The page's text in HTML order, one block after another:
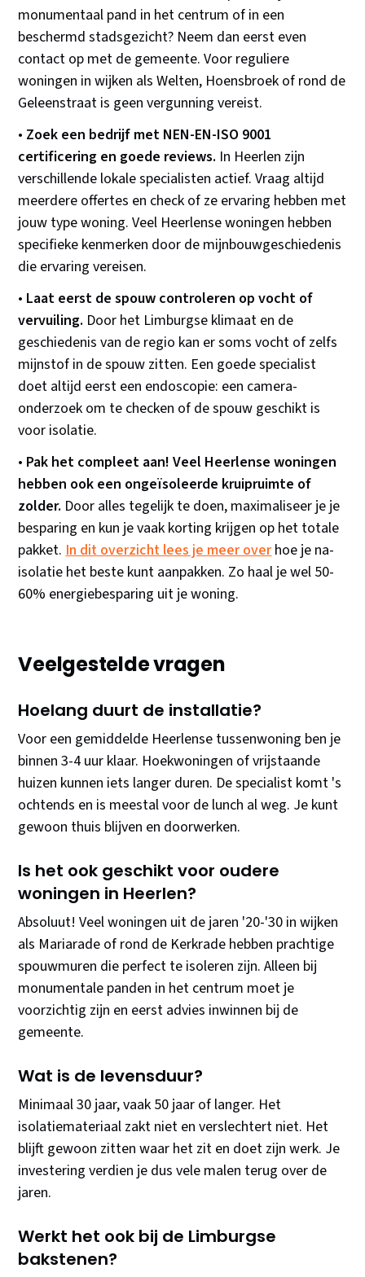
monumentaal pand in het centrum of in een
beschermd stadsgezicht? Neem dan eerst even
contact op met de gemeente. Voor reguliere
woningen in wijken als Welten, Hoensbroek of rond de
Geleenstraat is geen vergunning vereist.
• Zoek een bedrijf met NEN-EN-ISO 9001
certificering en goede reviews. In Heerlen zijn
verschillende lokale specialisten actief. Vraag altijd
meerdere offertes en check of ze ervaring hebben met
jouw type woning. Veel Heerlense woningen hebben
specifieke kenmerken door de mijnbouwgeschiedenis
die ervaring vereisen.
• Laat eerst de spouw controleren op vocht of
vervuiling. Door het Limburgse klimaat en de
geschiedenis van de regio kan er soms vocht of zelfs
mijnstof in de spouw zitten. Een goede specialist
doet altijd eerst een endoscopie: een camera-
onderzoek om te checken of de spouw geschikt is
voor isolatie.
• Pak het compleet aan! Veel Heerlense woningen
hebben ook een ongeïsoleerde kruipruimte of
zolder. Door alles tegelijk te doen, maximaliseer je je
besparing en kun je vaak korting krijgen op het totale
pakket.In dit overzicht lees je meer overhoe je na-
isolatie het beste kunt aanpakken. Zo haal je wel 50-
60% energiebesparing uit je woning.
Veelgestelde vragen
Hoelang duurt de installatie?
Voor een gemiddelde Heerlense tussenwoning ben je
binnen 3-4 uur klaar. Hoekwoningen of vrijstaande
huizen kunnen iets langer duren. De specialist komt 's
ochtends en is meestal voor de lunch al weg. Je kunt
gewoon thuis blijven en doorwerken.
Is het ook geschikt voor oudere
woningen in Heerlen?
Absoluut! Veel woningen uit de jaren '20-'30 in wijken
als Mariarade of rond de Kerkrade hebben prachtige
spouwmuren die perfect te isoleren zijn. Alleen bij
monumentale panden in het centrum moet je
voorzichtig zijn en eerst advies inwinnen bij de
gemeente.
Wat is de levensduur?
Minimaal 30 jaar, vaak 50 jaar of langer. Het
isolatiemateriaal zakt niet en verslechtert niet. Het
blijft gewoon zitten waar het zit en doet zijn werk. Je
investering verdien je dus vele malen terug over de
jaren.
Werkt het ook bij de Limburgse
bakstenen?